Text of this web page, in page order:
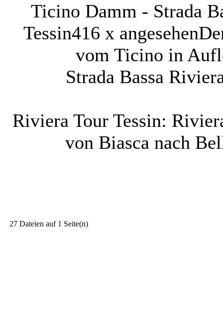
Ticino Damm - Strada
Tessin416 x angesehen
vom Ticino in
Strada Bassa
Riviera Tour Tessin:
von Biasca nach
27 Dateien auf 1 Seite(n)